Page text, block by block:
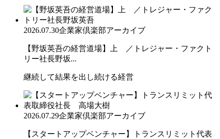
2026.07.30企業家倶楽部アーカイブ
【野坂英吾の経営道場】上 ／トレジャー・ファクト
リー社長野坂...
継続して結果を出し続ける経営
2026.07.29企業家倶楽部アーカイブ
【スタートアップベンチャー】トランスリミット代表